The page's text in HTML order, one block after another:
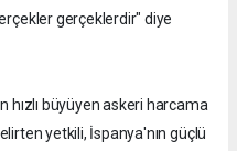
gerçeklerdir" diye
hızlı büyüyen askeri harcama
yetkili, İspanya'nın güçlü